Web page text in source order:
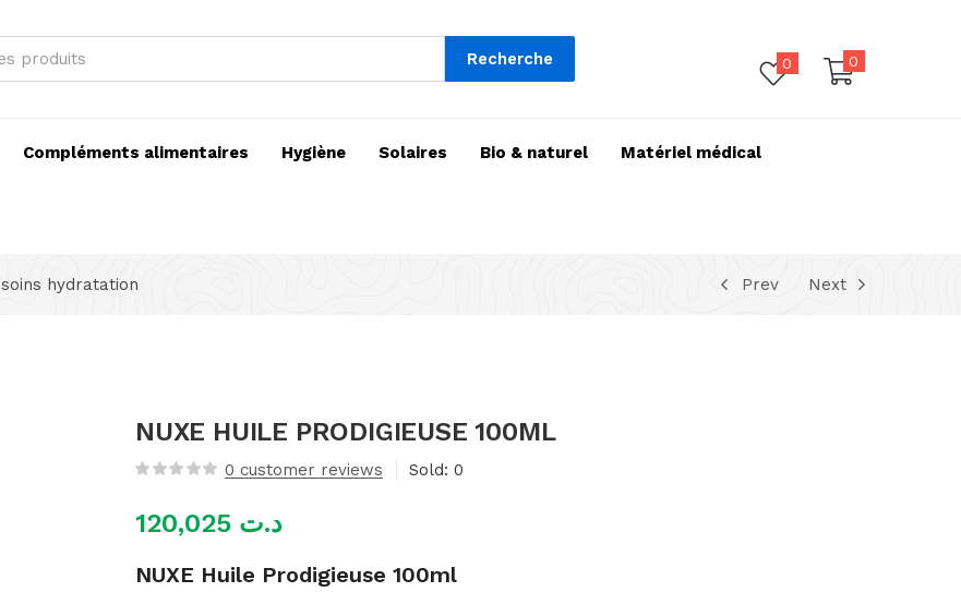
Recherche 0 0
Compléments alimentaires Hygiène Solaires Bio & naturel Matériel médical
soins hydratation Prev Next
NUXE HUILE PRODIGIEUSE 100ML
0 customer reviews Sold: 0
د.ت
NUXE Huile Prodigieuse 100ml